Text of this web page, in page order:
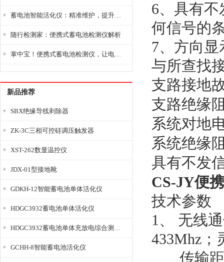
蓄电池智能活化仪：精准维护，提升电池健康状态
随行检测家：便携式蓄电池检测仪解析
掌中宝！便携式蓄电池检测仪，让电池检测变得简单又快捷！
新品推荐
SBX绝缘导线剥除器
ZK-3C三相可控硅调压触发器
XST-262数显温控仪
JDX-01型接地靴
GDKH-12智能蓄电池单体活化仪
HDGC3932蓄电池单体活化仪
HDGC3932蓄电池单体充放电综合测试仪
GCHH-8智能蓄电池活化仪
6、具有
何信号的
7、方向
与所查找
支路接地
支路绝缘
系统对地
系统绝缘
具有不发
CS-JY便
技术参数
1、 无线
433Mhz；
传输距